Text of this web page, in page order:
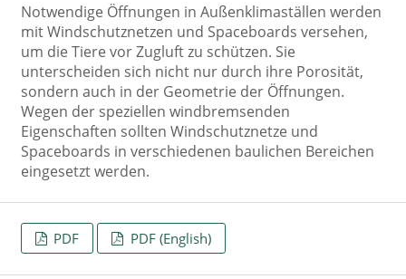
Notwendige Öffnungen in Außenklimaställen werden
mit Windschutznetzen und Spaceboards versehen,
um die Tiere vor Zugluft zu schützen. Sie
unterscheiden sich nicht nur durch ihre Porosität,
sondern auch in der Geometrie der Öffnungen.
Wegen der speziellen windbremsenden
Eigenschaften sollten Windschutznetze und
Spaceboards in verschiedenen baulichen Bereichen
eingesetzt werden.
PDF PDF (English)